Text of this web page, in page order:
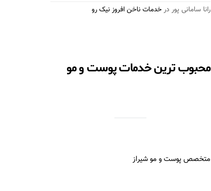
رانا سامانی پور درخدمات ناخن افروز نیک رو
محبوب ترین خدمات پوست و مو
متخصص پوست و مو شیراز